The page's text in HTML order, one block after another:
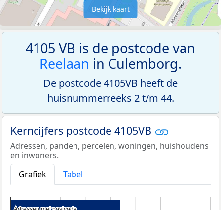
Bekijk kaart
4105 VB is de postcode van
Reelaan in Culemborg.
De postcode 4105VB heeft de
huisnummerreeks 2 t/m 44.
Kerncijfers postcode 4105VB
Adressen, panden, percelen, woningen, huishoudens
en inwoners.
Grafiek
Tabel